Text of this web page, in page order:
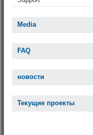
Media
FAQ
новости
Текущие проекты